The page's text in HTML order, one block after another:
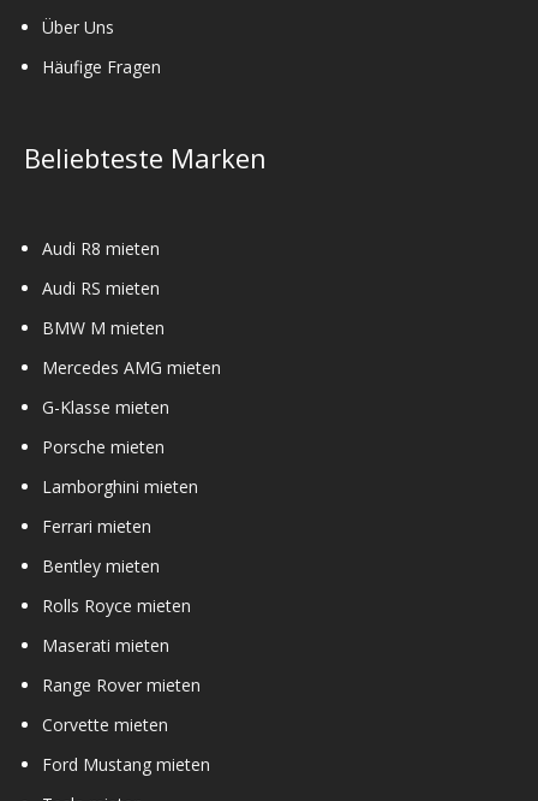
Über Uns
Häufige Fragen
Beliebteste Marken
Audi R8 mieten
Audi RS mieten
BMW M mieten
Mercedes AMG mieten
G-Klasse mieten
Porsche mieten
Lamborghini mieten
Ferrari mieten
Bentley mieten
Rolls Royce mieten
Maserati mieten
Range Rover mieten
Corvette mieten
Ford Mustang mieten